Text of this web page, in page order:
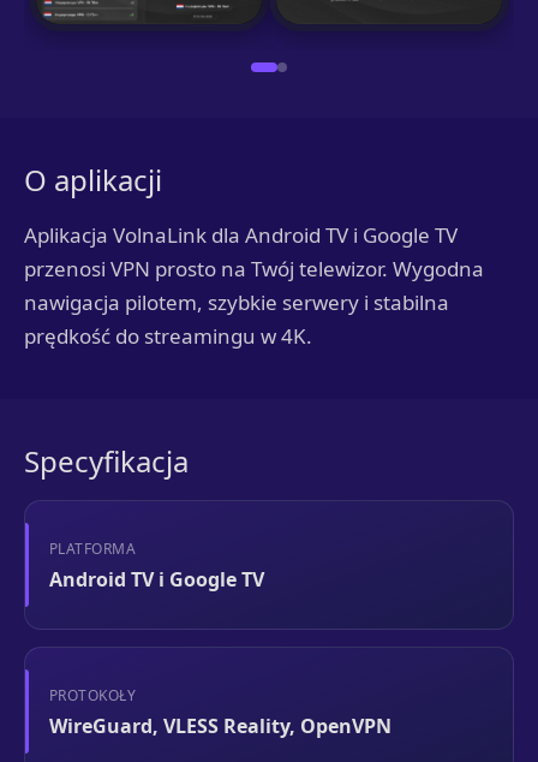
O aplikacji
Aplikacja VolnaLink dla Android TV i Google TV
przenosi VPN prosto na Twój telewizor. Wygodna
nawigacja pilotem, szybkie serwery i stabilna
prędkość do streamingu w 4K.
Specyfikacja
PLATFORMA
Android TV i Google TV
PROTOKOŁY
WireGuard, VLESS Reality, OpenVPN